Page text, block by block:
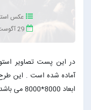
عکس
29 آگوست 2014
در این پست تصاویر
ابعاد 8000*8000 می باشد.